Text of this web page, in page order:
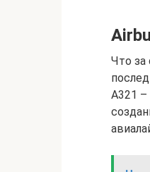
Что за
A321